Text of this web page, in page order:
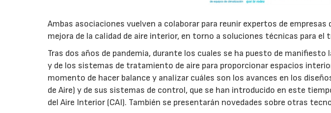
Ambas asociaciones vuelven a colaborar para reunir expertos de
mejora de la calidad de aire interior, en torno a soluciones técnicas para el
Tras dos años de pandemia, durante los cuales se ha puesto de
y de los sistemas de tratamiento de aire para proporcionar espacios
momento de hacer balance y analizar cuáles son los avances en los
de Aire) y de sus sistemas de control, que se han introducido en este
del Aire Interior (CAI). También se presentarán novedades sobre otras